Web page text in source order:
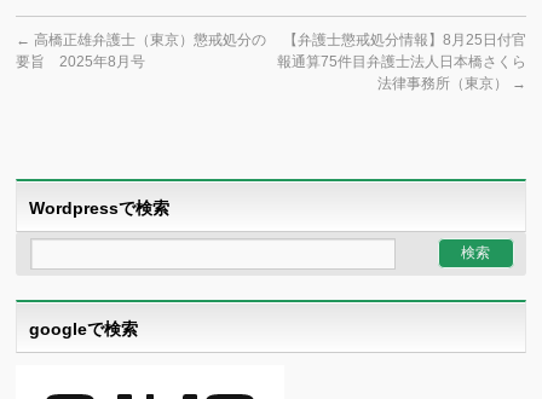
← 高橋正雄弁護士（東京）懲戒処分の
要旨 2025年8月号
【弁護士懲戒処分情報】8月25日付官
報通算75件目弁護士法人日本橋さくら
法律事務所（東京）
→
Wordpressで検索
googleで検索